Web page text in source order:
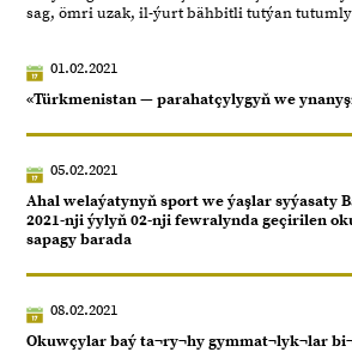
sag, ömri uzak, il-ýurt bähbitli tutýan
01.02.2021
«Türkmenistan — parahatçylygyň we
05.02.2021
Ahal welaýatynyň sport we ýaşlar syýasaty
2021-nji ýylyň 02-nji fewralynda geçirilen
sapagy barada
08.02.2021
Okuwçylar baý ta¬ry¬hy gymmat¬lyk¬lar